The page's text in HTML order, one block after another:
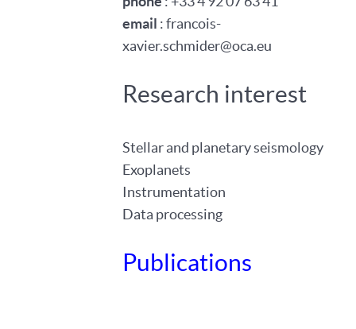
email : francois-
xavier.schmider@oca.eu
Research interest
Stellar and planetary seismology
Exoplanets
Instrumentation
Data processing
Publications